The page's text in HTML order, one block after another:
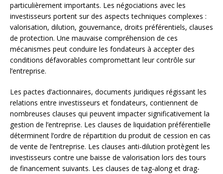
particulièrement importants. Les négociations avec les
investisseurs portent sur des aspects techniques complexes :
valorisation, dilution, gouvernance, droits préférentiels, clauses
de protection. Une mauvaise compréhension de ces
mécanismes peut conduire les fondateurs à accepter des
conditions défavorables compromettant leur contrôle sur
l’entreprise.
Les pactes d’actionnaires, documents juridiques régissant les
relations entre investisseurs et fondateurs, contiennent de
nombreuses clauses qui peuvent impacter significativement la
gestion de l’entreprise. Les clauses de liquidation préférentielle
déterminent l’ordre de répartition du produit de cession en cas
de vente de l’entreprise. Les clauses anti-dilution protègent les
investisseurs contre une baisse de valorisation lors des tours
de financement suivants. Les clauses de tag-along et drag-